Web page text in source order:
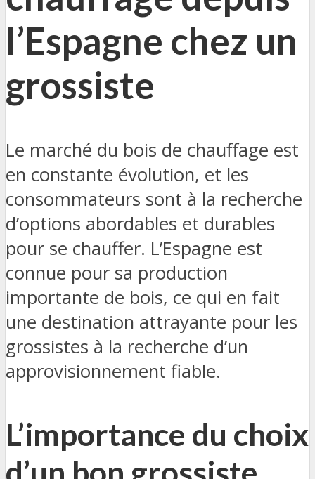
l’Espagne chez un
grossiste
Le marché du bois de chauffage est
en constante évolution, et les
consommateurs sont à la recherche
d’options abordables et durables
pour se chauffer. L’Espagne est
connue pour sa production
importante de bois, ce qui en fait
une destination attrayante pour les
grossistes à la recherche d’un
approvisionnement fiable.
L’importance du choix